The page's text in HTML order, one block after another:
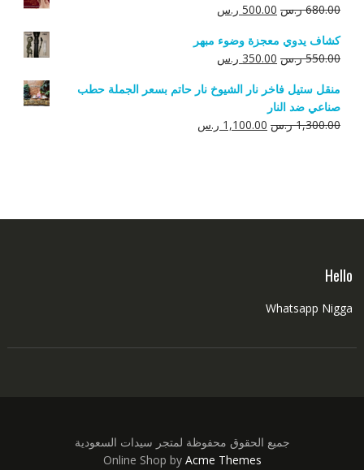
680.00 ر.س السعر
هو:
680.00 ر.س.
500.00 ر.سالسعر
هو:
500.00 ر.س.
كشاف يدوي معجزة وضوء مبهر
550.00 ر.س السعر
هو:
550.00 ر.س.
350.00 ر.سالسعر
هو:
منقل ستيل فاخر نار الشيوخ نار حاتم بسعر الجملة حطب
صناعي ضد النار
1,300.00 ر.س السعر
1,100.00 ر.سالسعر
Hello
Whatsapp Nigga
جميع الحقوق محفوظة لمتجر سيدات السعودية
Online Shop by Acme Themes